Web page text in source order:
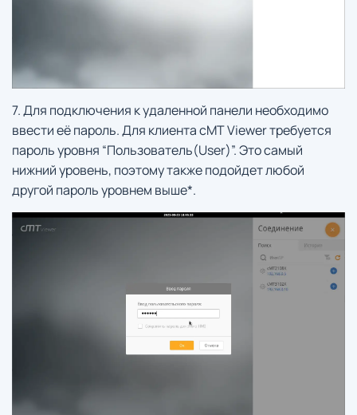
7. Для подключения к удаленной панели необходимо
ввести её пароль. Для клиента cMT Viewer требуется
пароль уровня “Пользователь(User)”. Это самый
нижний уровень, поэтому также подойдет любой
другой пароль уровнем выше*.